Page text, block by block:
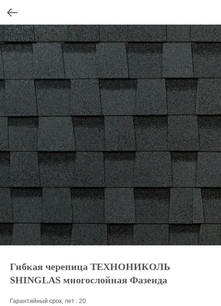
Гибкая черепица ТЕХНОНИКОЛЬ
SHINGLAS многослойная Фазенда
Гарантийный срок, лет : 20